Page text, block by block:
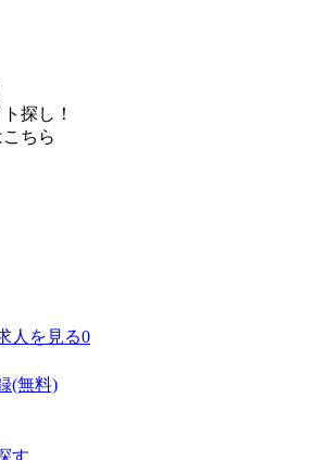
探し！
ちら
人を見る0
(無料)
す